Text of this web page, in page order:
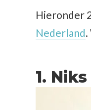
Hieronder
Nederland.
1.